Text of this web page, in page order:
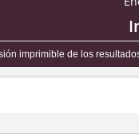
imprimible de los